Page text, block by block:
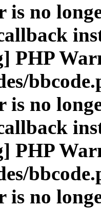
is no
PHP
is no
PHP
is no